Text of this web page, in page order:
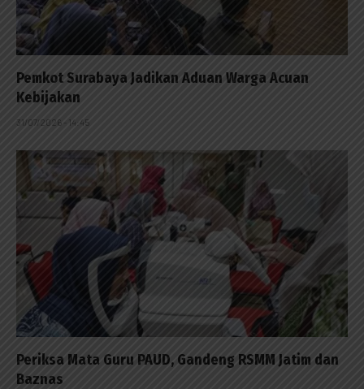
Pemkot Surabaya Jadikan Aduan Warga Acuan
Kebijakan
31/07/2026 - 14:45
Periksa Mata Guru PAUD, Gandeng RSMM Jatim dan
Baznas